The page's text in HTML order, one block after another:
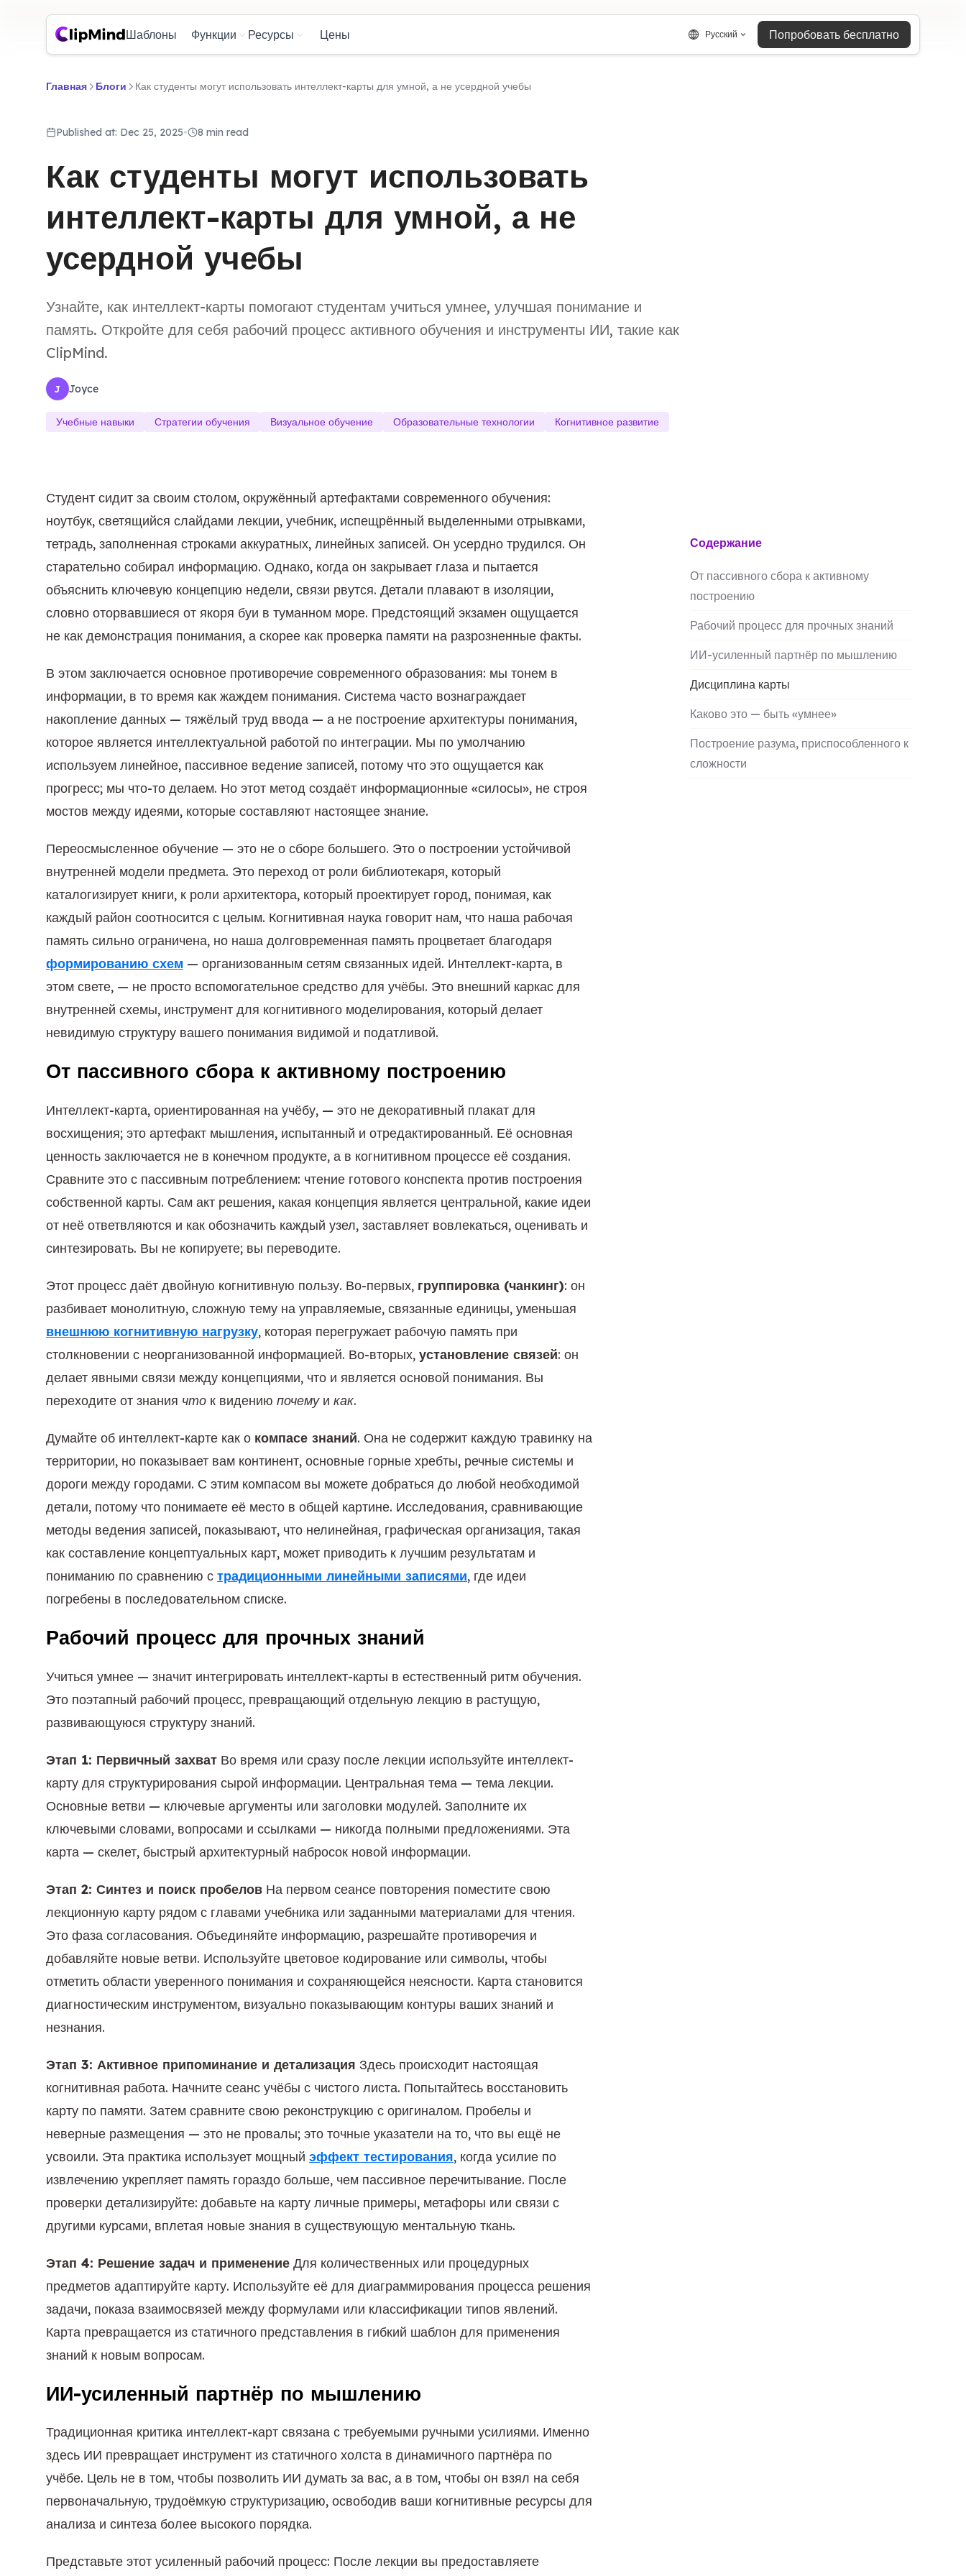
Шаблоны Функции Ресурсы Цены Русский Попробовать бесплатно
Главная Блоги Как студенты могут использовать интеллект-карты для умной, а не усердной учебы
Published at: Dec 25, 2025• 8 min read
Как студенты могут использовать
интеллект-карты для умной, а не
усердной учебы
Узнайте, как интеллект-карты помогают студентам учиться умнее, улучшая понимание и
память. Откройте для себя рабочий процесс активного обучения и инструменты ИИ, такие как
ClipMind.
J Joyce
Учебные навыки Стратегии обучения Визуальное обучение Образовательные технологии Когнитивное развитие
Студент сидит за своим столом, окружённый артефактами современного обучения:
ноутбук, светящийся слайдами лекции, учебник, испещрённый выделенными отрывками,
тетрадь, заполненная строками аккуратных, линейных записей. Он усердно трудился. Он
старательно собирал информацию. Однако, когда он закрывает глаза и пытается
объяснить ключевую концепцию недели, связи рвутся. Детали плавают в изоляции,
словно оторвавшиеся от якоря буи в туманном море. Предстоящий экзамен ощущается
не как демонстрация понимания, а скорее как проверка памяти на разрозненные факты.
В этом заключается основное противоречие современного образования: мы тонем в
информации, в то время как жаждем понимания. Система часто вознаграждает
накопление данных — тяжёлый труд ввода — а не построение архитектуры понимания,
которое является интеллектуальной работой по интеграции. Мы по умолчанию
используем линейное, пассивное ведение записей, потому что это ощущается как
прогресс; мы что-то делаем. Но этот метод создаёт информационные «силосы», не строя
мостов между идеями, которые составляют настоящее знание.
Переосмысленное обучение — это не о сборе большего. Это о построении устойчивой
внутренней модели предмета. Это переход от роли библиотекаря, который
каталогизирует книги, к роли архитектора, который проектирует город, понимая, как
каждый район соотносится с целым. Когнитивная наука говорит нам, что наша рабочая
память сильно ограничена, но наша долговременная память процветает благодаря
формированию схем — организованным сетям связанных идей. Интеллект-карта, в
этом свете, — не просто вспомогательное средство для учёбы. Это внешний каркас для
внутренней схемы, инструмент для когнитивного моделирования, который делает
невидимую структуру вашего понимания видимой и податливой.
От пассивного сбора к активному построению
Интеллект-карта, ориентированная на учёбу, — это не декоративный плакат для
восхищения; это артефакт мышления, испытанный и отредактированный. Её основная
ценность заключается не в конечном продукте, а в когнитивном процессе её создания.
Сравните это с пассивным потреблением: чтение готового конспекта против построения
собственной карты. Сам акт решения, какая концепция является центральной, какие идеи
от неё ответвляются и как обозначить каждый узел, заставляет вовлекаться, оценивать и
синтезировать. Вы не копируете; вы переводите.
Этот процесс даёт двойную когнитивную пользу. Во-первых, группировка (чанкинг): он
разбивает монолитную, сложную тему на управляемые, связанные единицы, уменьшая
внешнюю когнитивную нагрузку, которая перегружает рабочую память при
столкновении с неорганизованной информацией. Во-вторых, установление связей: он
делает явными связи между концепциями, что и является основой понимания. Вы
переходите от знания что к видению почемуи как.
Думайте об интеллект-карте как о компасе знаний. Она не содержит каждую травинку на
территории, но показывает вам континент, основные горные хребты, речные системы и
дороги между городами. С этим компасом вы можете добраться до любой необходимой
детали, потому что понимаете её место в общей картине. Исследования, сравнивающие
методы ведения записей, показывают, что нелинейная, графическая организация, такая
как составление концептуальных карт, может приводить к лучшим результатам и
пониманию по сравнению с традиционными линейными записями, где идеи
погребены в последовательном списке.
Рабочий процесс для прочных знаний
Учиться умнее — значит интегрировать интеллект-карты в естественный ритм обучения.
Это поэтапный рабочий процесс, превращающий отдельную лекцию в растущую,
развивающуюся структуру знаний.
Этап 1: Первичный захват Во время или сразу после лекции используйте интеллект-
карту для структурирования сырой информации. Центральная тема — тема лекции.
Основные ветви — ключевые аргументы или заголовки модулей. Заполните их
ключевыми словами, вопросами и ссылками — никогда полными предложениями. Эта
карта — скелет, быстрый архитектурный набросок новой информации.
Этап 2: Синтез и поиск пробелов На первом сеансе повторения поместите свою
лекционную карту рядом с главами учебника или заданными материалами для чтения.
Это фаза согласования. Объединяйте информацию, разрешайте противоречия и
добавляйте новые ветви. Используйте цветовое кодирование или символы, чтобы
отметить области уверенного понимания и сохраняющейся неясности. Карта становится
диагностическим инструментом, визуально показывающим контуры ваших знаний и
незнания.
Этап 3: Активное припоминание и детализация Здесь происходит настоящая
когнитивная работа. Начните сеанс учёбы с чистого листа. Попытайтесь восстановить
карту по памяти. Затем сравните свою реконструкцию с оригиналом. Пробелы и
неверные размещения — это не провалы; это точные указатели на то, что вы ещё не
усвоили. Эта практика использует мощный эффект тестирования, когда усилие по
извлечению укрепляет память гораздо больше, чем пассивное перечитывание. После
проверки детализируйте: добавьте на карту личные примеры, метафоры или связи с
другими курсами, вплетая новые знания в существующую ментальную ткань.
Этап 4: Решение задач и применение Для количественных или процедурных
предметов адаптируйте карту. Используйте её для диаграммирования процесса решения
задачи, показа взаимосвязей между формулами или классификации типов явлений.
Карта превращается из статичного представления в гибкий шаблон для применения
знаний к новым вопросам.
ИИ-усиленный партнёр по мышлению
Традиционная критика интеллект-карт связана с требуемыми ручными усилиями. Именно
здесь ИИ превращает инструмент из статичного холста в динамичного партнёра по
учёбе. Цель не в том, чтобы позволить ИИ думать за вас, а в том, чтобы он взял на себя
первоначальную, трудоёмкую структуризацию, освободив ваши когнитивные ресурсы для
анализа и синтеза более высокого порядка.
Представьте этот усиленный рабочий процесс: После лекции вы предоставляете
Содержание
От пассивного сбора к активному
построению
Рабочий процесс для прочных знаний
ИИ-усиленный партнёр по мышлению
Дисциплина карты
Каково это — быть «умнее»
Построение разума, приспособленного к
сложности